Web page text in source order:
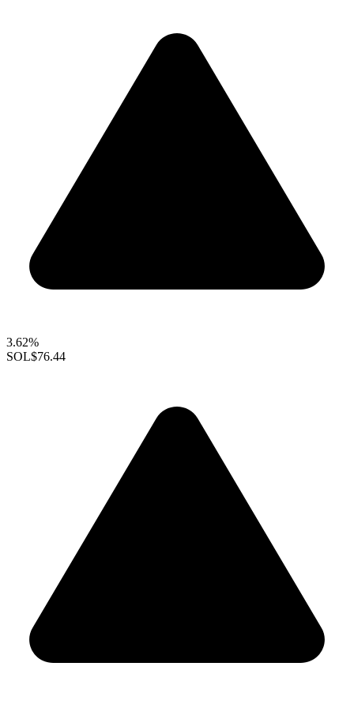
3.62%
SOL$76.44